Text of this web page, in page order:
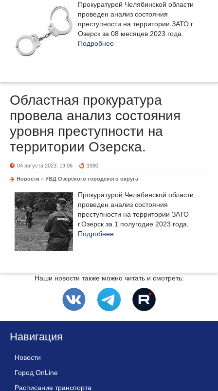
Прокуратурой Челябинской области
проведен анализ состояния
преступности на территории ЗАТО г.
Озерск за 08 месяцев 2023 года.
Подробнее
Областная прокуратура
провела анализ состояния
уровня преступности на
территории Озерска.
04 августа 2023, 19:06 1990
Новости » УВД Озерского городского округа
Прокуратурой Челябинской области
проведен анализ состояния
преступности на территории ЗАТО
г.Озерск за 1 полугодие 2023 года.
Подробнее
Наши новости также можно читать и смотреть:
Навигация
Новости
Город OnLine
Расписание транспорта